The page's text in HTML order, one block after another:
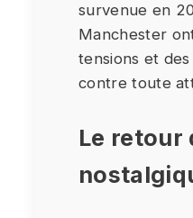
survenue en
Manchester
tensions et
contre toute
Le retour